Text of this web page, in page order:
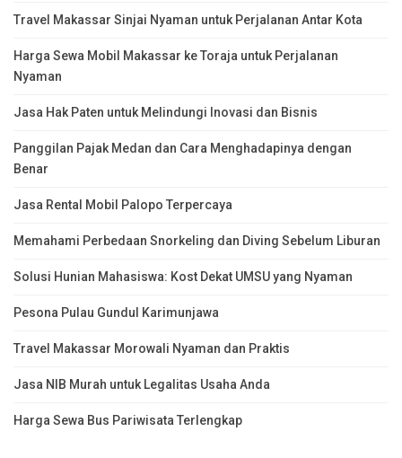
Travel Makassar Sinjai Nyaman untuk Perjalanan Antar Kota
Harga Sewa Mobil Makassar ke Toraja untuk Perjalanan
Nyaman
Jasa Hak Paten untuk Melindungi Inovasi dan Bisnis
Panggilan Pajak Medan dan Cara Menghadapinya dengan
Benar
Jasa Rental Mobil Palopo Terpercaya
Memahami Perbedaan Snorkeling dan Diving Sebelum Liburan
Solusi Hunian Mahasiswa: Kost Dekat UMSU yang Nyaman
Pesona Pulau Gundul Karimunjawa
Travel Makassar Morowali Nyaman dan Praktis
Jasa NIB Murah untuk Legalitas Usaha Anda
Harga Sewa Bus Pariwisata Terlengkap